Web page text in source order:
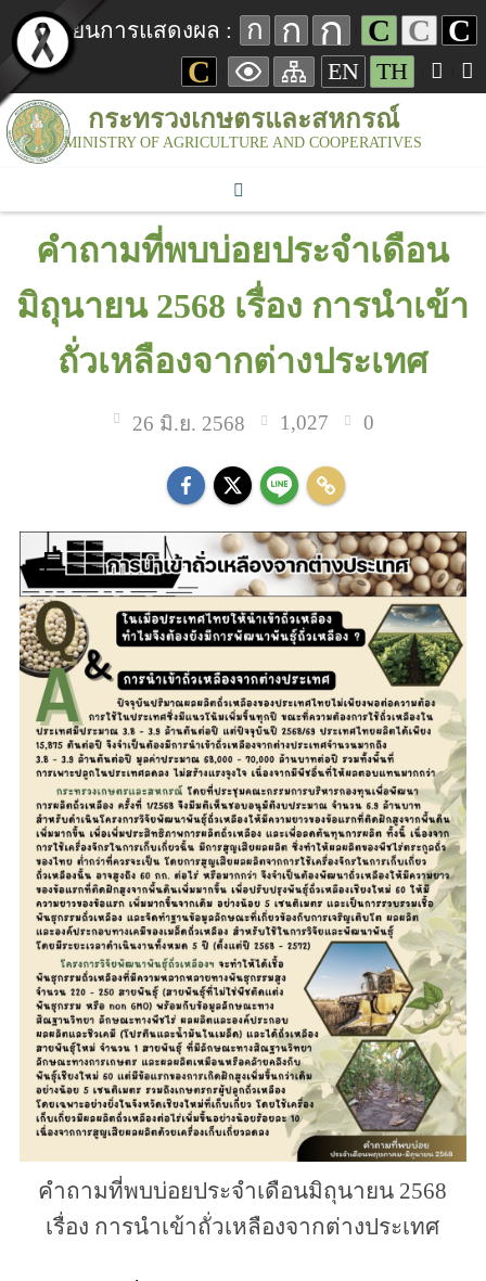
เปลี่ยนการแสดงผล : ก ก ก C C C
C
EN TH
กระทรวงเกษตรและสหกรณ์
MINISTRY OF AGRICULTURE AND COOPERATIVES
คำถามที่พบบ่อยประจำเดือน
มิถุนายน 2568 เรื่อง การนำเข้า
ถั่วเหลืองจากต่างประเทศ
26 มิ.ย. 2568 1,027 0
คำถามที่พบบ่อยประจำเดือนมิถุนายน 2568
เรื่อง การนำเข้าถั่วเหลืองจากต่างประเทศ